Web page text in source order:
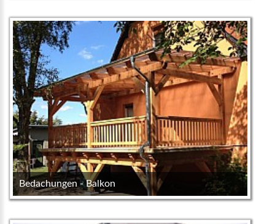
Bedachungen - Balkon